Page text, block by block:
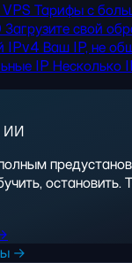
Тарифы с
Загрузите свой
IPv4 Ваш IP, не
IP Несколько
ИИ
остановить.
→